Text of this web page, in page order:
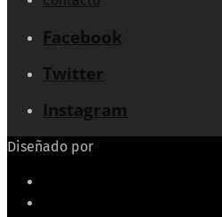
Facebook
Twitter
Instagram
Diseñado por